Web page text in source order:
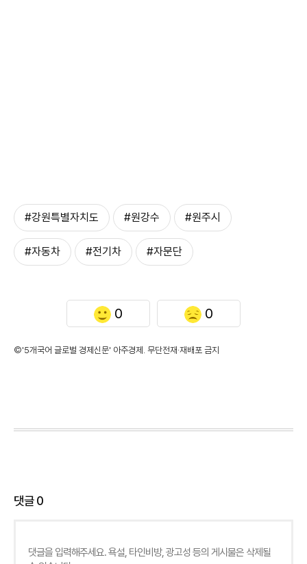
#강원특별자치도 #원강수 #원주시
#자동차 #전기차 #자문단
0 0
©'5개국어 글로벌 경제신문' 아주경제. 무단전재·재배포 금지
댓글0